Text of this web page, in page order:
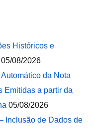
Históricos e
05/08/2026
da Nota
Emitidas a partir da
05/08/2026
Inclusão de Dados de